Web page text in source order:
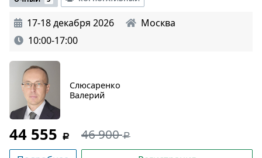
17-18 декабря 2026
Москва
10:00-17:00
Слюсаренко
Валерий
44 555 46 900